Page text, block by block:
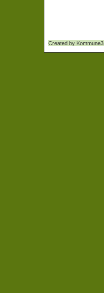
Created by Kommune3